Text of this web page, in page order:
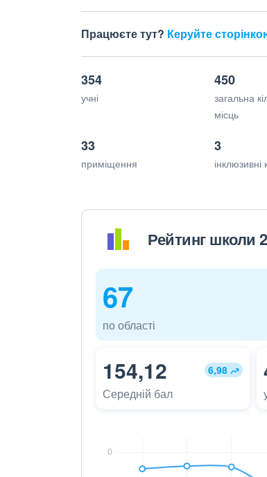
Працюєте тут? Керуйте
354
учні
450
загальна
місць
33
приміщення
3
інклюзивні
Рейтинг школи
67
по області
154,12 6,98
Середній бал